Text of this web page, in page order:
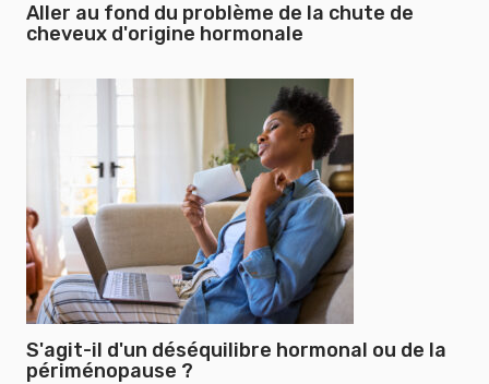
Aller au fond du problème de la chute de
cheveux d'origine hormonale
S'agit-il d'un déséquilibre hormonal ou de la
périménopause ?